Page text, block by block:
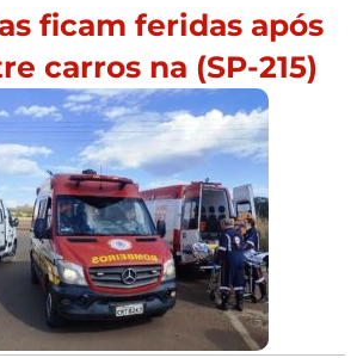
ficam feridas após
carros na (SP-215)